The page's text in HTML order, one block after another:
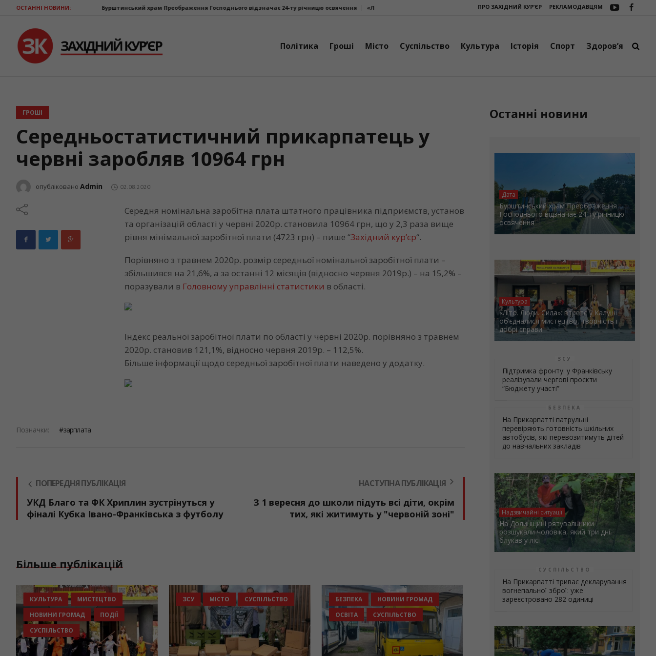
ПРО ЗАХІДНИЙ КУР’ЄР РЕКЛАМОДАВЦЯМ
ОСТАННІ НОВИНИ:Бурштинський храм Преображення Господнього відзначає 24-ту річницю освячення «Літо. Люди. Сила»: втретє у Калуші об’єдналися мистецтво, творчість і добрі справи Підтримка
Політика Гроші Місто Суспільство Культура Історія Спорт Здоров’я
ГРОШІ
Середньостатистичний прикарпатець у
червні заробляв 10964 грн
опублікованоAdmin 02.08.2020
Середня номінальна заробітна плата штатного працівника підприємств, установ
та організацій області у червні 2020р. становила 10964 грн, що у 2,3 раза вище
рівня мінімальної заробітної плати (4723 грн) – пише “Західний кур’єр“.
Порівняно з травнем 2020р. розмір середньої номінальної заробітної плати –
збільшився на 21,6%, а за останні 12 місяців (відносно червня 2019р.) – на 15,2% –
поразували в Головному управлінні статистики в області.
Індекс реальної заробітної плати по області у червні 2020р. порівняно з травнем
2020р. становив 121,1%, відносно червня 2019р. – 112,5%.
Більше інформації щодо середньої заробітної плати наведено у додатку.
Позначки: зарплата
ПОПЕРЕДНЯ ПУБЛІКАЦІЯ
УКД Благо та ФК Хриплин зустрінуться у
фіналі Кубка Івано-Франківська з футболу
НАСТУПНА ПУБЛІКАЦІЯ
З 1 вересня до школи підуть всі діти, окрім
тих, які житимуть у "червоній зоні"
Більше публікацій
КУЛЬТУРА
МИСТЕЦТВО
НОВИНИ ГРОМАД
ПОДІЇ
СУСПІЛЬСТВО
ЗСУ МІСТО СУСПІЛЬСТВО БЕЗПЕКА
НОВИНИ ГРОМАД
ОСВІТА
СУСПІЛЬСТВО
Останні новини
Дата
Бурштинський храм Преображення
Господнього відзначає 24-ту річницю
освячення
Культура
«Літо. Люди. Сила»: втретє у Калуші
об’єдналися мистецтво, творчість і
добрі справи
ЗСУ
Підтримка фронту: у Франківську
реалізували чергові проєкти
“Бюджету участі”
БЕЗПЕКА
На Прикарпатті патрульні
перевіряють готовність шкільних
автобусів, які перевозитимуть дітей
до навчальних закладів
Надзвичайні ситуації
На Долинщині рятувальники
розшукали чоловіка, який три дні
блукав у лісі
СУСПІЛЬСТВО
На Прикарпатті триває декларування
вогнепальної зброї: уже
зареєстровано 282 одиниці